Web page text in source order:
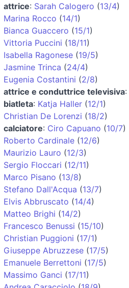
attrice: Sarah Calogero (13/4)
Marina Rocco (14/1)
Bianca Guaccero (15/1)
Vittoria Puccini (18/11)
Isabella Ragonese (19/5)
Jasmine Trinca (24/4)
Eugenia Costantini (2/8)
attrice e conduttrice televisiva:
biatleta: Katja Haller (12/1)
Christian De Lorenzi (18/2)
calciatore: Ciro Capuano (10/7)
Roberto Cardinale (12/6)
Maurizio Lauro (12/3)
Sergio Floccari (12/11)
Marco Pisano (13/8)
Stefano Dall'Acqua (13/7)
Elvis Abbruscato (14/4)
Matteo Brighi (14/2)
Francesco Benussi (15/10)
Christian Puggioni (17/1)
Giuseppe Abruzzese (17/5)
Emanuele Berrettoni (17/5)
Massimo Ganci (17/11)